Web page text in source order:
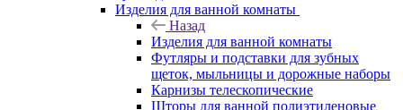
Изделия для ванной комнаты
Назад
Изделия для ванной комнаты
Футляры и подставки для зубных
щеток, мыльницы и дорожные наборы
Карнизы телескопические
Шторы для ванной полиэтиленовые